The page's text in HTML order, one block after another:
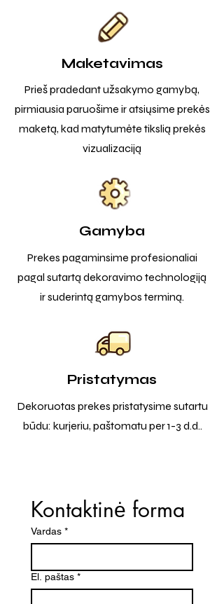
Maketavimas
Prieš pradedant užsakymo gamybą,
pirmiausia paruošime ir atsiųsime prekės
maketą, kad matytumėte tikslią prekės
vizualizaciją
Gamyba
Prekes pagaminsime profesionaliai
pagal sutartą dekoravimo technologiją
ir suderintą gamybos terminą.
Pristatymas
Dekoruotas prekes pristatysime sutartu
būdu: kurjeriu, paštomatu per 1-3 d.d..
Kontaktinė forma
Vardas *
El. paštas *